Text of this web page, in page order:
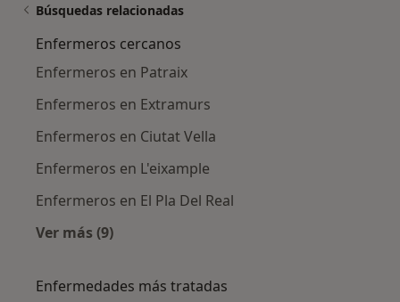
Búsquedas relacionadas
Enfermeros cercanos
Enfermeros en Patraix
Enfermeros en Extramurs
Enfermeros en Ciutat Vella
Enfermeros en L'eixample
Enfermeros en El Pla Del Real
Ver más (9)
Enfermedades más tratadas